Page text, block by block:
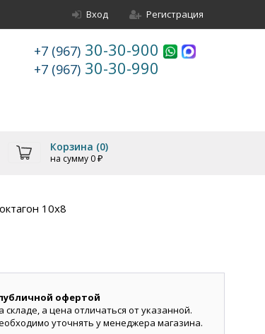
Вход Регистрация
+7 (967) 30-30-900
+7 (967) 30-30-990
Корзина (0)
на сумму 0 ₽
10х8
офертой
а цена отличаться от указанной.
уточнять у менеджера магазина.